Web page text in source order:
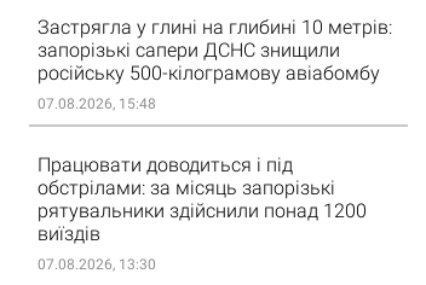
Застрягла у глині на глибині 10 метрів:
запорізькі сапери ДСНС знищили
російську 500-кілограмову авіабомбу
07.08.2026, 15:48
Працювати доводиться і під
обстрілами: за місяць запорізькі
рятувальники здійснили понад 1200
виїздів
07.08.2026, 13:30